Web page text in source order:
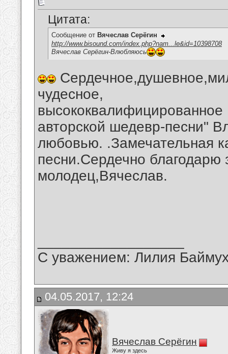
Цитата:
Сообщение от Вячеслав Серёгин
http://www.bisound.com/index.php?nam...le&id=10398708
Вячеслав Серёгин-Влюбляюсь
чудесное,
высококвалифицированное
авторской шедевр-песни"
любовью. .Замечательная
песни.Сердечно благодарю
молодец,Вячеслав.
С уважением: Лилия
04.05.2017, 12:24
Вячеслав Серёгин
Живу я здесь